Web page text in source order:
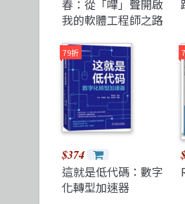
春：從「嗶」聲開啟
我的軟體工程師之路
79折
$374
這就是低代碼：數字
化轉型加速器